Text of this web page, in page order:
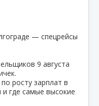
— спецрейсы
9 августа
росту зарплат в
где самые высокие